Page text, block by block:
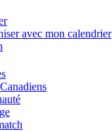
avec mon calendrier